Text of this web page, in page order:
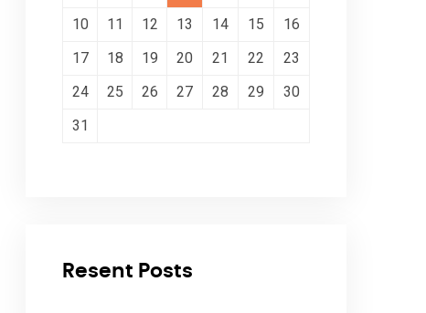
10
11 12 13 14 15
16
17
18 19 20 21 22
23
24
25 26 27 28 29
30
31
Resent Posts